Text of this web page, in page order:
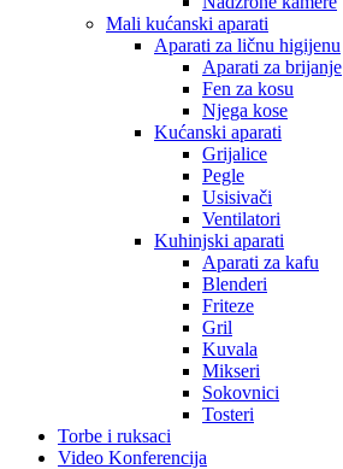
Mali kućanski aparati
Aparati za ličnu higijenu
Aparati za brijanje
Fen za kosu
Njega kose
Kućanski aparati
Grijalice
Pegle
Usisivači
Ventilatori
Kuhinjski aparati
Aparati za kafu
Blenderi
Friteze
Gril
Kuvala
Mikseri
Sokovnici
Tosteri
Torbe i ruksaci
Video Konferencija